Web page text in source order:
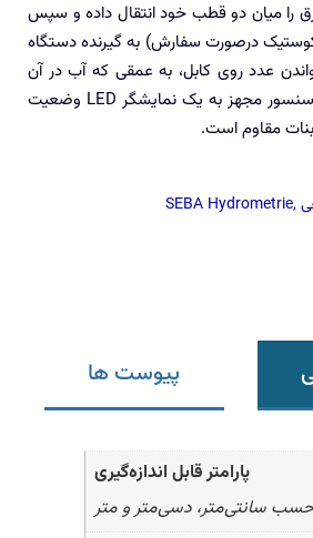
را میان دو قطب خود انتقال داده و سپس
درصورت سفارش) به گیرنده دستگاه
عدد روی کابل، به عمقی که آب در آن
قرار دارد پی می‌برد. این سنسور مجهز به یک نمایشگر LED وضعیت
مقاوم است.
SEBA Hydrometrie,
پیوست ها
پارامتر قابل اندازه‌گیری
سانتی‌متر، دسی‌متر و متر